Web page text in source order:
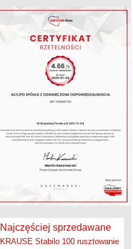
Najczęściej sprzedawane
KRAUSE Stabilo 100 rusztowanie